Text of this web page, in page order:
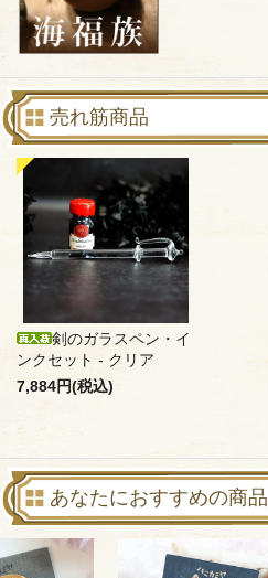
売れ筋商品
剣のガラスペン・イ
ンクセット - クリア
7,884円(税込)
あなたにおすすめの商品